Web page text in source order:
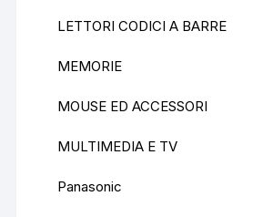
LETTORI CODICI A BARRE
MEMORIE
MOUSE ED ACCESSORI
MULTIMEDIA E TV
Panasonic